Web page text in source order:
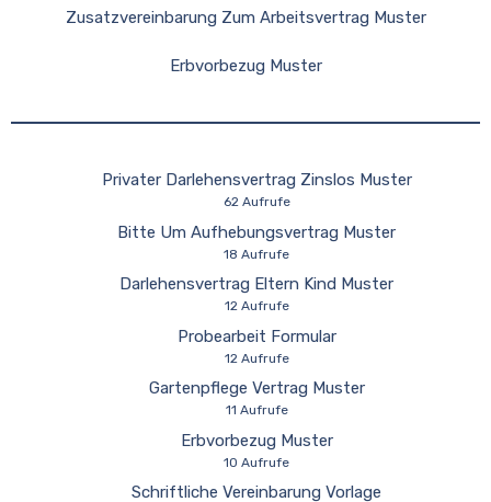
Zusatzvereinbarung Zum Arbeitsvertrag Muster
Erbvorbezug Muster
Privater Darlehensvertrag Zinslos Muster
62 Aufrufe
Bitte Um Aufhebungsvertrag Muster
18 Aufrufe
Darlehensvertrag Eltern Kind Muster
12 Aufrufe
Probearbeit Formular
12 Aufrufe
Gartenpflege Vertrag Muster
11 Aufrufe
Erbvorbezug Muster
10 Aufrufe
Schriftliche Vereinbarung Vorlage